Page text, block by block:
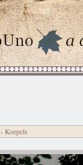
› Koepels